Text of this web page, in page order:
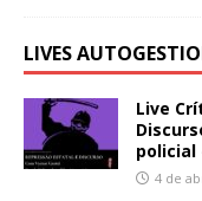
LIVES
Live
policial
4 de